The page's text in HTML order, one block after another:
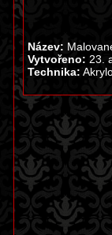
Název:
Vytvořeno: 23.
Technika: